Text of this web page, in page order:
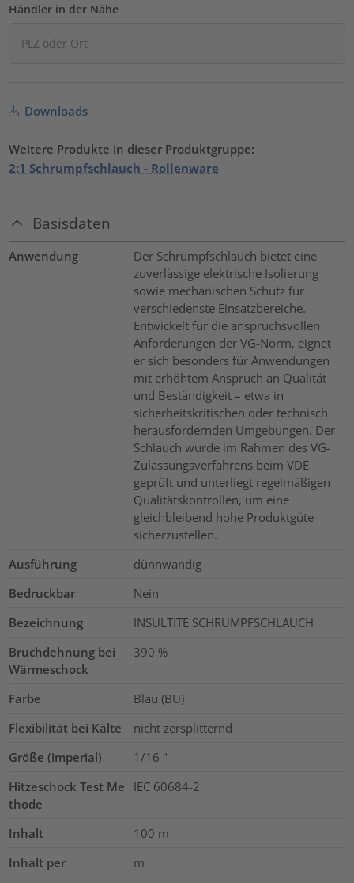
Händler in der Nähe
Downloads
Weitere Produkte in dieser Produktgruppe:
2:1 Schrumpfschlauch - Rollenware
Basisdaten
Anwendung
Der Schrumpfschlauch bietet eine
zuverlässige elektrische Isolierung
sowie mechanischen Schutz für
verschiedenste Einsatzbereiche.
Entwickelt für die anspruchsvollen
Anforderungen der VG-Norm, eignet
er sich besonders für Anwendungen
mit erhöhtem Anspruch an Qualität
und Beständigkeit – etwa in
sicherheitskritischen oder technisch
herausfordernden Umgebungen. Der
Schlauch wurde im Rahmen des VG-
Zulassungsverfahrens beim VDE
geprüft und unterliegt regelmäßigen
Qualitätskontrollen, um eine
gleichbleibend hohe Produktgüte
sicherzustellen.
Ausführung
dünnwandig
Bedruckbar
Nein
Bezeichnung
INSULTITE SCHRUMPFSCHLAUCH
Bruchdehnung bei
Wärmeschock
390 %
Farbe
Blau (BU)
Flexibilität bei Kälte
nicht zersplitternd
Größe (imperial)
1/16 "
Hitzeschock Test Me
thode
IEC 60684-2
Inhalt 100 m
Inhalt per
m